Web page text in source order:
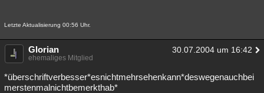
Letzte Aktualisierung 00:56 Uhr.
Glorian 30.07.2004 um 16:42
ehemaliges Mitglied
*überschriftverbesser*esnichtmehrsehenkann*deswegenauchbei
merstenmalnichtbemerkthab*